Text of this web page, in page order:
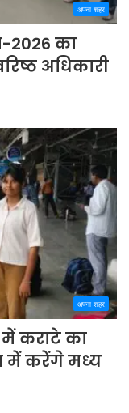
अपना शहर
2026 का
अधिकारी
अपना शहर
में कराटे का
में करेंगे मध्य